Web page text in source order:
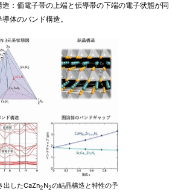
造：価電子帯の上端と伝導帯の下端の電子状態が同
体のバンド構造。
出したCaZn2N2の結晶構造と特性の予